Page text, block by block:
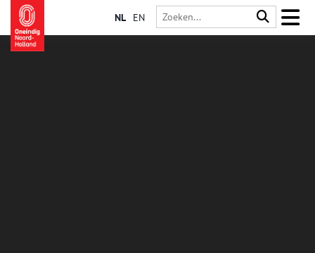
NL EN